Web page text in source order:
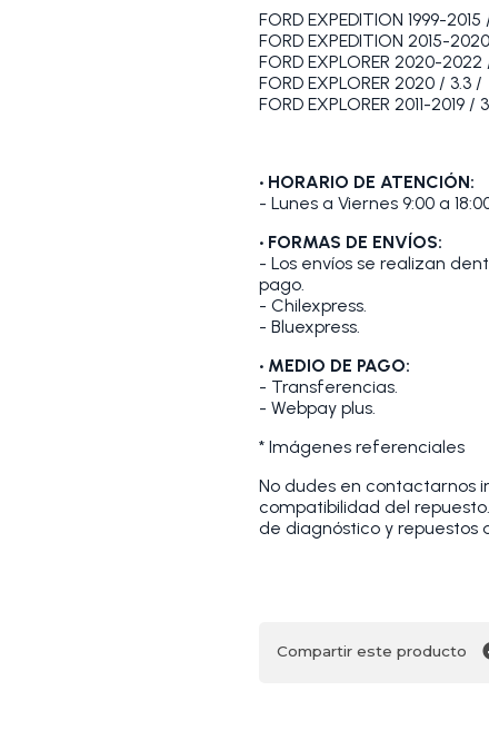
FORD EXPEDITION 1999-
FORD EXPEDITION 2015-
FORD EXPLORER 2020-2022
FORD EXPLORER 2020 / 3.3 /
FORD EXPLORER 2011-2019 /
• HORARIO DE ATENCIÓN:
- Lunes a Viernes 9:00 a
• FORMAS DE ENVÍOS:
- Los envíos se realizan
pago.
- Chilexpress.
- Bluexpress.
• MEDIO DE PAGO:
- Transferencias.
- Webpay plus.
* Imágenes referenciales
No dudes en contactarnos
compatibilidad del
de diagnóstico y repuestos
Compartir este producto